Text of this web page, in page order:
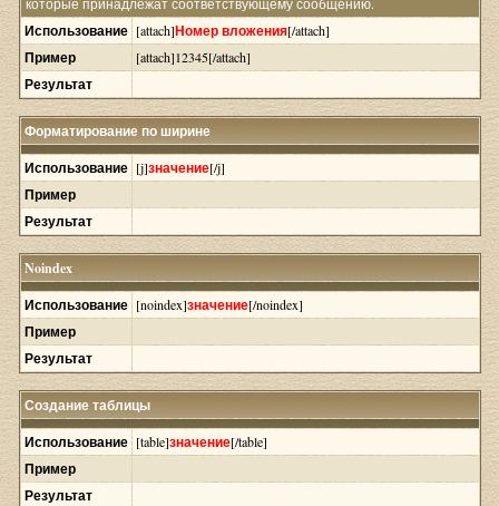
Использование [attach]Номер вложения[/attach]
Пример [attach]12345[/attach]
Результат
Форматирование по ширине
Использование [j]значение[/j]
Пример
Результат
Noindex
Использование [noindex]значение[/noindex]
Пример
Результат
Создание таблицы
Использование [table]значение[/table]
Пример
Результат